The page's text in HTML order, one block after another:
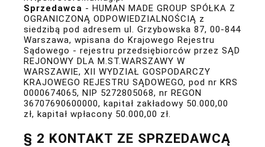
Sprzedawca - HUMAN MADE GROUP SPÓŁKA Z
OGRANICZONĄ ODPOWIEDZIALNOŚCIĄ z
siedzibą pod adresem ul. Grzybowska 87, 00-844
Warszawa, wpisana do Krajowego Rejestru
Sądowego - rejestru przedsiębiorców przez SĄD
REJONOWY DLA M.ST.WARSZAWY W
WARSZAWIE, XII WYDZIAŁ GOSPODARCZY
KRAJOWEGO REJESTRU SĄDOWEGO, pod nr KRS
0000674065, NIP 5272805068, nr REGON
36707690600000, kapitał zakładowy 50.000,00
zł, kapitał wpłacony 50.000,00 zł.
§ 2 KONTAKT ZE SPRZEDAWCĄ